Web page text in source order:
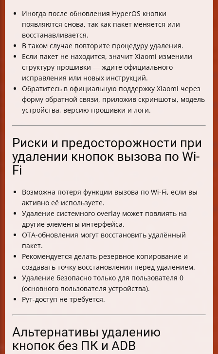
Иногда после обновления HyperOS кнопки
появляются снова, так как пакет меняется или
восстанавливается.
В таком случае повторите процедуру удаления.
Если пакет не находится, значит Xiaomi изменили
структуру прошивки — ждите официального
исправления или новых инструкций.
Обратитесь в официальную поддержку Xiaomi через
форму обратной связи, приложив скриншоты, модель
устройства, версию прошивки и логи.
Риски и предосторожности при
удалении кнопок вызова по Wi-
Fi
Возможна потеря функции вызова по Wi-Fi, если вы
активно её используете.
Удаление системного overlay может повлиять на
другие элементы интерфейса.
OTA-обновления могут восстановить удалённый
пакет.
Рекомендуется делать резервное копирование и
создавать точку восстановления перед удалением.
Удаление безопасно только для пользователя 0
(основного пользователя устройства).
Рут-доступ не требуется.
Альтернативы удалению
кнопок без ПК и ADB